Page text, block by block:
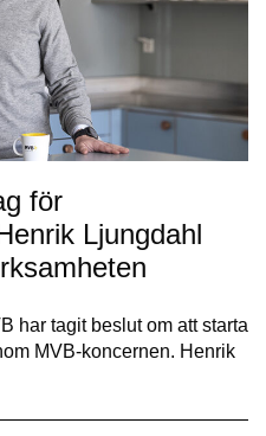
för
Ljungdahl
har tagit beslut om att starta
MVB-koncernen. Henrik